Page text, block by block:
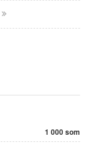
1 000 som